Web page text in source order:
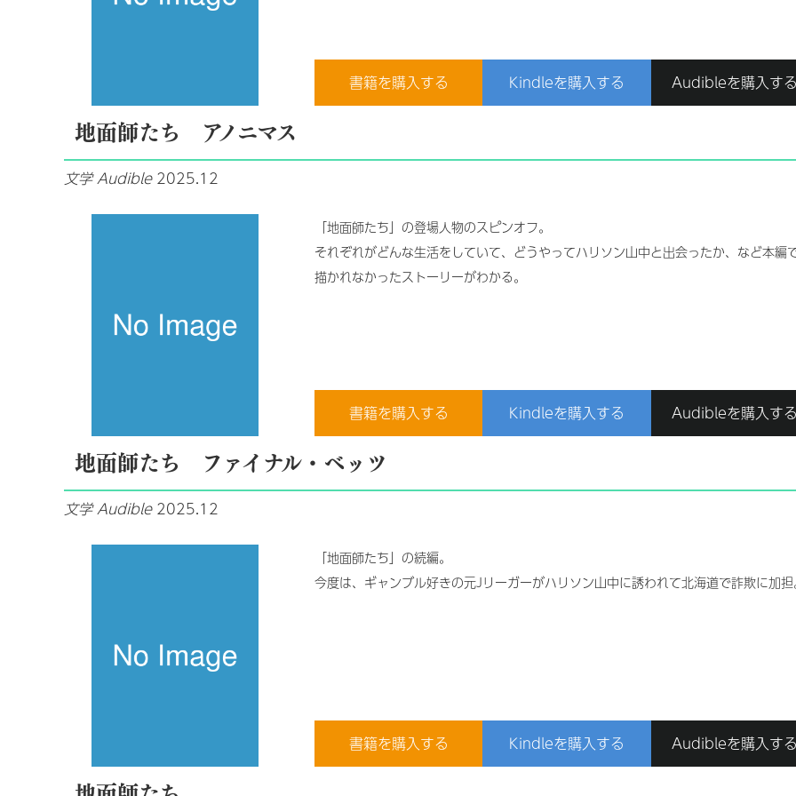
書籍を購入する Kindleを購入する Audibleを購入す
地面師たち アノニマス
文学 Audible 2025.12
「地面師たち」の登場人物のスピンオフ。
それぞれがどんな生活をしていて、どうやってハリソン山中と出会ったか、など本編
描かれなかったストーリーがわかる。
書籍を購入する Kindleを購入する Audibleを購入す
地面師たち ファイナル・ベッツ
文学 Audible 2025.12
「地面師たち」の続編。
今度は、ギャンブル好きの元Jリーガーがハリソン山中に誘われて北海道で詐欺に加
書籍を購入する Kindleを購入する Audibleを購入す